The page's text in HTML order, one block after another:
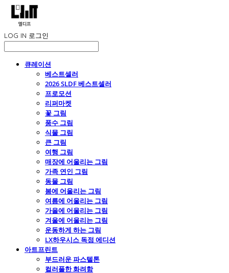
LOG IN 로그인
큐레이션
베스트셀러
2026 SLDF 베스트셀러
프로모션
리퍼마켓
꽃 그림
풍수 그림
식물 그림
큰 그림
여행 그림
매장에 어울리는 그림
가족 연인 그림
동물 그림
봄에 어울리는 그림
여름에 어울리는 그림
가을에 어울리는 그림
겨울에 어울리는 그림
운동하게 하는 그림
LX하우시스 독점 에디션
아트프린트
부드러운 파스텔톤
컬러풀한 화려함